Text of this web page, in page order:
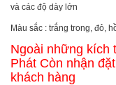
và các độ dày lớn
Màu sắc : trắng trong, đỏ,
Ngoài những kích
Phát Còn nhận
khách hàng